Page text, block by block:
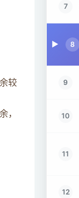
较
，
7
8
9
10
11
12